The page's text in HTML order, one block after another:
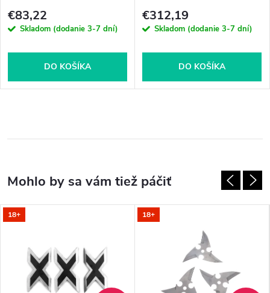
€83,22
Skladom (dodanie 3-7 dní)
DO KOŠÍKA
€312,19
Skladom (dodanie 3-7 dní)
DO KOŠÍKA
18+ 18+